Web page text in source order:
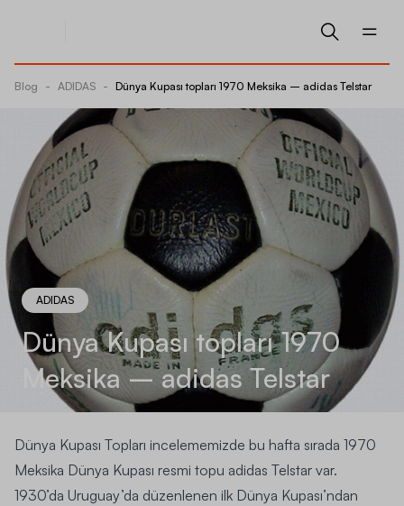
Blog - ADIDAS - Dünya Kupası topları 1970 Meksika – adidas Telstar
ADIDAS
Dünya Kupası topları 1970
Meksika – adidas Telstar
Dünya Kupası Topları incelememizde bu hafta sırada 1970
Meksika Dünya Kupası resmi topu adidas Telstar var.
1930’da Uruguay’da düzenlenen ilk Dünya Kupası’ndan